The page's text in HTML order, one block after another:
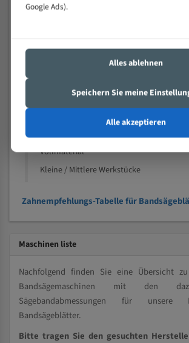
Speziell entwickelt für Profile / Rohre
Kleine und mittlere Profile / Kleine
Vollmaterial
Kleine / Mittlere Werkstücke
Zahnempfehlungs-Tabelle für
Maschinen liste
Nachfolgend finden Sie eine Übersicht
Bandsägemaschinen mit den
Sägebandabmessungen für unsere
Bandsägeblätter.
Bitte tragen Sie den gesuchten
Google Ads).
Alles ablehnen
Speichern Sie meine
Alle akzeptieren